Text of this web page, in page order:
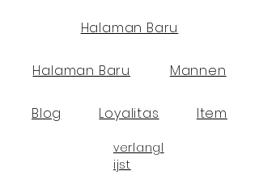
Halaman Baru
Halaman Baru Mannen
Blog Loyalitas Item
verlangl
ijst